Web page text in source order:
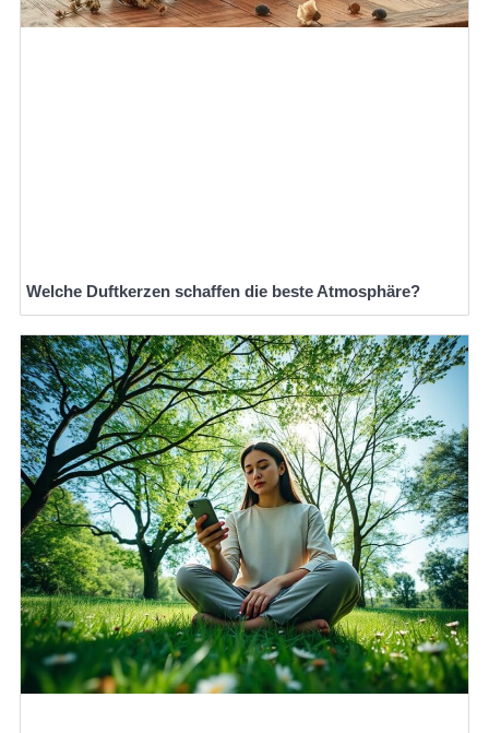
Welche Duftkerzen schaffen die beste Atmosphäre?